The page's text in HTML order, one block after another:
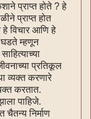
प्राप्त होते ? हे
प्राप्त होत
हे विचार आणि हे
घडते म्हणून
प्रतिकूल
व्यक्त करणारे
करतात.
पाहिजे.
निर्माण